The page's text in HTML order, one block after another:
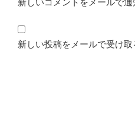
新しいコメントをメールで通
新しい投稿をメールで受け取